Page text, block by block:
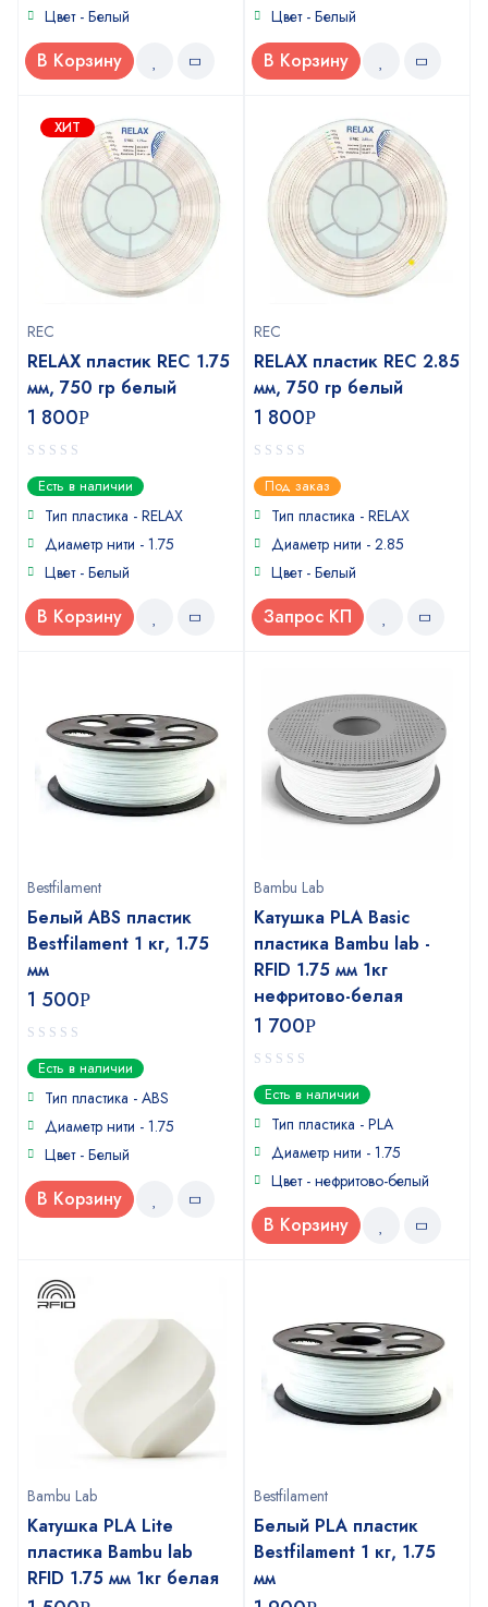
Цвет - Белый
В Корзину
Цвет - Белый
В Корзину
ХИТ
REC
RELAX пластик REC 1.75
мм, 750 гр белый
1 800Р
0
out
of
Есть в наличии
Тип пластика - RELAX
Диаметр нити - 1.75
Цвет - Белый
В Корзину
REC
RELAX пластик REC 2.85
мм, 750 гр белый
1 800Р
0
out
of
Под заказ
Тип пластика - RELAX
Диаметр нити - 2.85
Цвет - Белый
Запрос КП
Bestfilament
Белый ABS пластик
Bestfilament 1 кг, 1.75
мм
1 500Р
0
out
of
Есть в наличии
Тип пластика - ABS
Диаметр нити - 1.75
Цвет - Белый
В Корзину
Bambu Lab
Катушка PLA Basic
пластика Bambu lab -
RFID 1.75 мм 1кг
нефритово-белая
1 700Р
0
out
of
Есть в наличии
Тип пластика - PLA
Диаметр нити - 1.75
Цвет - нефритово-белый
В Корзину
Bambu Lab
Катушка PLA Lite
пластика Bambu lab
RFID 1.75 мм 1кг белая
Bestfilament
Белый PLA пластик
Bestfilament 1 кг, 1.75
мм